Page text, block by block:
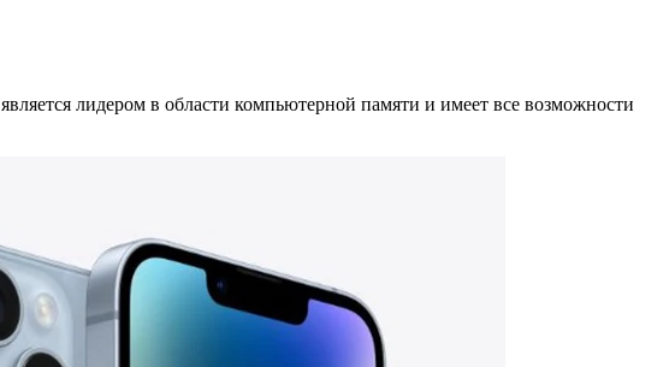
лидером в области компьютерной памяти и имеет все возможности